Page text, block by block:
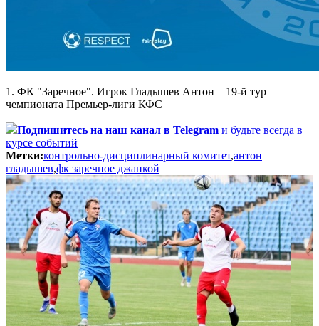
1. ФК "Заречное". Игрок Гладышев Антон – 19-й тур
чемпионата Премьер-лиги КФС
Подпишитесь на наш канал в Telegram и будьте всегда в
курсе событий
Метки:контрольно-дисциплинарный комитет,антон
гладышев,фк заречное джанкой